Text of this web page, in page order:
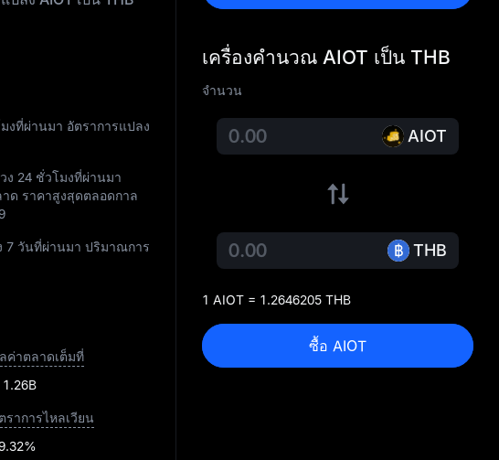
งที่ผ่านมา อัตราการแปลง
ง 24 ชั่วโมงที่ผ่านมา
ด ราคาสูงสุดตลอดกาล
7 วันที่ผ่านมา ปริมาณการ
ค่าตลาดเต็มที่
1.26B
ราการไหลเวียน
เครื่องคำนวณ AIOT เป็น THB
จำนวน
AIOT
THB
1 AIOT = 1.2646205 THB
ซื้อ AIOT